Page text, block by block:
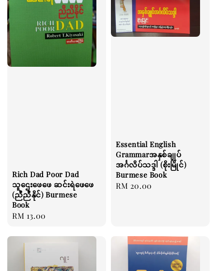
Rich Dad Poor Dad
သူဌေးဖေဖေ ဆင်းရဲဖေဖေ
(ညီညီနိုင်) Burmese
Book
Regular
RM 13.00
Essential English
Grammarအနှစ်ချုပ်
အင်္ဂလိပ်သဒ္ဒါ (စိုးမြိုင်)
Burmese Book
Regular
RM 20.00